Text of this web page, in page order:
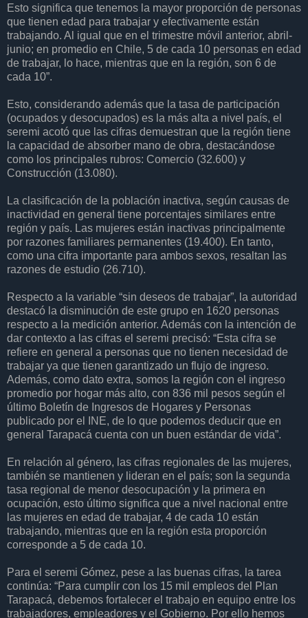
Esto significa que tenemos la mayor proporción de personas
que tienen edad para trabajar y efectivamente están
trabajando. Al igual que en el trimestre móvil anterior, abril-
junio; en promedio en Chile, 5 de cada 10 personas en edad
de trabajar, lo hace, mientras que en la región, son 6 de
cada 10”.
Esto, considerando además que la tasa de participación
(ocupados y desocupados) es la más alta a nivel país, el
seremi acotó que las cifras demuestran que la región tiene
la capacidad de absorber mano de obra, destacándose
como los principales rubros: Comercio (32.600) y
Construcción (13.080).
La clasificación de la población inactiva, según causas de
inactividad en general tiene porcentajes similares entre
región y país. Las mujeres están inactivas principalmente
por razones familiares permanentes (19.400). En tanto,
como una cifra importante para ambos sexos, resaltan las
razones de estudio (26.710).
Respecto a la variable “sin deseos de trabajar”, la autoridad
destacó la disminución de este grupo en 1620 personas
respecto a la medición anterior. Además con la intención de
dar contexto a las cifras el seremi precisó: “Esta cifra se
refiere en general a personas que no tienen necesidad de
trabajar ya que tienen garantizado un flujo de ingreso.
Además, como dato extra, somos la región con el ingreso
promedio por hogar más alto, con 836 mil pesos según el
último Boletín de Ingresos de Hogares y Personas
publicado por el INE, de lo que podemos deducir que en
general Tarapacá cuenta con un buen estándar de vida”.
En relación al género, las cifras regionales de las mujeres,
también se mantienen y lideran en el país; son la segunda
tasa regional de menor desocupación y la primera en
ocupación, esto último significa que a nivel nacional entre
las mujeres en edad de trabajar, 4 de cada 10 están
trabajando, mientras que en la región esta proporción
corresponde a 5 de cada 10.
Para el seremi Gómez, pese a las buenas cifras, la tarea
continúa: “Para cumplir con los 15 mil empleos del Plan
Tarapacá, debemos fortalecer el trabajo en equipo entre los
trabajadores, empleadores y el Gobierno. Por ello hemos